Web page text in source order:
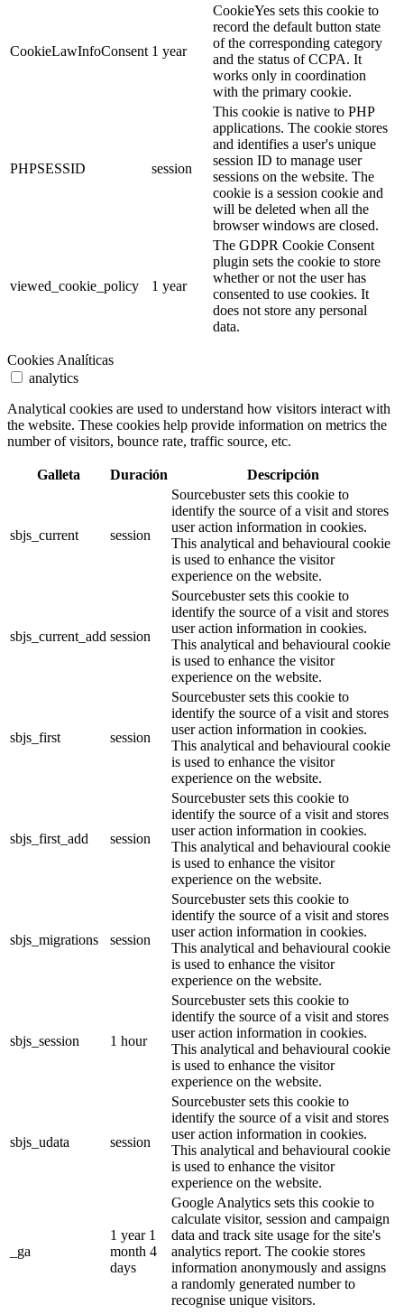
CookieLawInfoConsent 1 year
CookieYes sets this cookie to
record the default button state
of the corresponding category
and the status of CCPA. It
works only in coordination
with the primary cookie.
PHPSESSID session
This cookie is native to PHP
applications. The cookie stores
and identifies a user's unique
session ID to manage user
sessions on the website. The
cookie is a session cookie and
will be deleted when all the
browser windows are closed.
viewed_cookie_policy 1 year
The GDPR Cookie Consent
plugin sets the cookie to store
whether or not the user has
consented to use cookies. It
does not store any personal
data.
Cookies Analíticas
analytics
Analytical cookies are used to understand how visitors interact with
the website. These cookies help provide information on metrics the
number of visitors, bounce rate, traffic source, etc.
Galleta Duración Descripción
sbjs_current session
Sourcebuster sets this cookie to
identify the source of a visit and stores
user action information in cookies.
This analytical and behavioural cookie
is used to enhance the visitor
experience on the website.
sbjs_current_add session
Sourcebuster sets this cookie to
identify the source of a visit and stores
user action information in cookies.
This analytical and behavioural cookie
is used to enhance the visitor
experience on the website.
sbjs_first session
Sourcebuster sets this cookie to
identify the source of a visit and stores
user action information in cookies.
This analytical and behavioural cookie
is used to enhance the visitor
experience on the website.
sbjs_first_add session
Sourcebuster sets this cookie to
identify the source of a visit and stores
user action information in cookies.
This analytical and behavioural cookie
is used to enhance the visitor
experience on the website.
sbjs_migrations session
Sourcebuster sets this cookie to
identify the source of a visit and stores
user action information in cookies.
This analytical and behavioural cookie
is used to enhance the visitor
experience on the website.
sbjs_session 1 hour
Sourcebuster sets this cookie to
identify the source of a visit and stores
user action information in cookies.
This analytical and behavioural cookie
is used to enhance the visitor
experience on the website.
sbjs_udata session
Sourcebuster sets this cookie to
identify the source of a visit and stores
user action information in cookies.
This analytical and behavioural cookie
is used to enhance the visitor
experience on the website.
_ga
1 year 1
month 4
days
Google Analytics sets this cookie to
calculate visitor, session and campaign
data and track site usage for the site's
analytics report. The cookie stores
information anonymously and assigns
a randomly generated number to
recognise unique visitors.